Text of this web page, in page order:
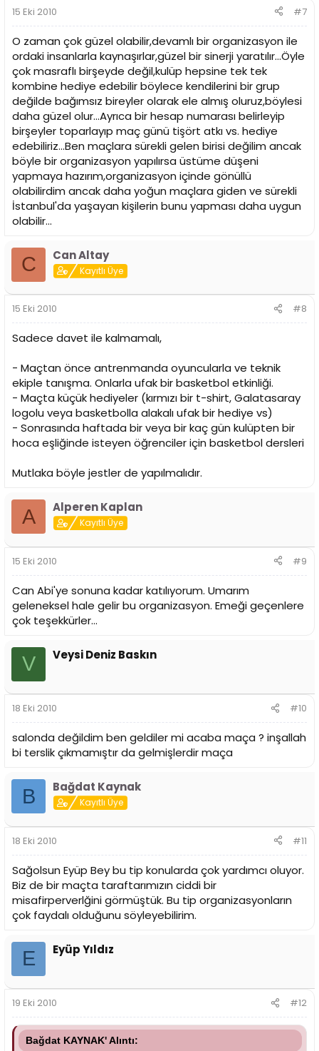
15 Eki 2010 #7
O zaman çok güzel olabilir,devamlı bir organizasyon ile
ordaki insanlarla kaynaşırlar,güzel bir sinerji yaratılır...Öyle
çok masraflı birşeyde değil,kulüp hepsine tek tek
kombine hediye edebilir böylece kendilerini bir grup
değilde bağımsız bireyler olarak ele almış oluruz,böylesi
daha güzel olur...Ayrıca bir hesap numarası belirleyip
birşeyler toparlayıp maç günü tişört atkı vs. hediye
edebiliriz...Ben maçlara sürekli gelen birisi değilim ancak
böyle bir organizasyon yapılırsa üstüme düşeni
yapmaya hazırım,organizasyon içinde gönüllü
olabilirdim ancak daha yoğun maçlara giden ve sürekli
İstanbul'da yaşayan kişilerin bunu yapması daha uygun
olabilir...
C Can Altay
Kayıtlı Üye
15 Eki 2010 #8
Sadece davet ile kalmamalı,
- Maçtan önce antrenmanda oyuncularla ve teknik
ekiple tanışma. Onlarla ufak bir basketbol etkinliği.
- Maçta küçük hediyeler (kırmızı bir t-shirt, Galatasaray
logolu veya basketbolla alakalı ufak bir hediye vs)
- Sonrasında haftada bir veya bir kaç gün kulüpten bir
hoca eşliğinde isteyen öğrenciler için basketbol dersleri
Mutlaka böyle jestler de yapılmalıdır.
A Alperen Kaplan
Kayıtlı Üye
15 Eki 2010 #9
Can Abi'ye sonuna kadar katılıyorum. Umarım
geleneksel hale gelir bu organizasyon. Emeği geçenlere
çok teşekkürler...
V Veysi Deniz Baskın
18 Eki 2010 #10
salonda değildim ben geldiler mi acaba maça ? inşallah
bi terslik çıkmamıştır da gelmişlerdir maça
B Bağdat Kaynak
Kayıtlı Üye
18 Eki 2010 #11
Sağolsun Eyüp Bey bu tip konularda çok yardımcı oluyor.
Biz de bir maçta taraftarımızın ciddi bir
misafirperverlğini görmüştük. Bu tip organizasyonların
çok faydalı olduğunu söyleyebilirim.
E Eyüp Yıldız
19 Eki 2010 #12
Bağdat KAYNAK' Alıntı: